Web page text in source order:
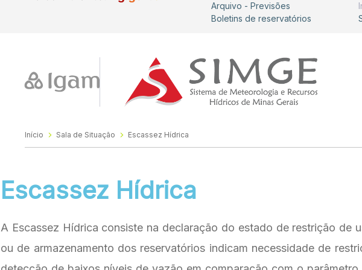
Arquivo - Previsões
Boletins de reservatórios
Início Sala de Situação Escassez Hídrica
Escassez Hídrica
A Escassez Hídrica consiste na declaração do estado de restrição
ou de armazenamento dos reservatórios indicam necessidade de